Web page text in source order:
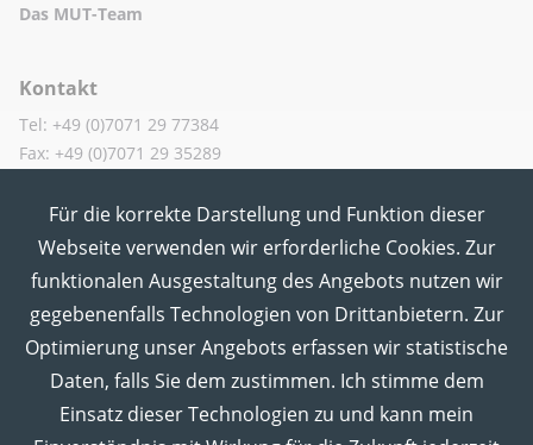
Das MUT-Team
Kontakt
Tel: +49 (0)7071 29 77384
Fax: +49 (0)7071 29 35289
MUT in den Sozialen Medien
Für die korrekte Darstellung und Funktion dieser
Webseite verwenden wir erforderliche Cookies. Zur
funktionalen Ausgestaltung des Angebots nutzen wir
gegebenenfalls Technologien von Drittanbietern. Zur
Optimierung unser Angebots erfassen wir statistische
Daten, falls Sie dem zustimmen. Ich stimme dem
Einsatz dieser Technologien zu und kann mein